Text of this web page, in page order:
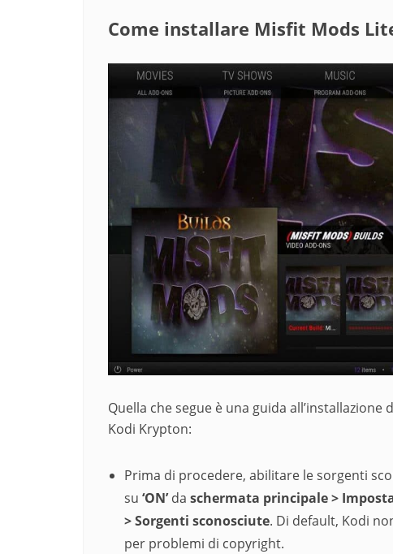
Come installare Misfit Mods
Quella che segue è una guida
Kodi Krypton:
Prima di procedere, abilitare le sorgenti
su ‘ON’da schermata principale>
> Sorgenti sconosciute. Di default, Kodi
per problemi di copyright.